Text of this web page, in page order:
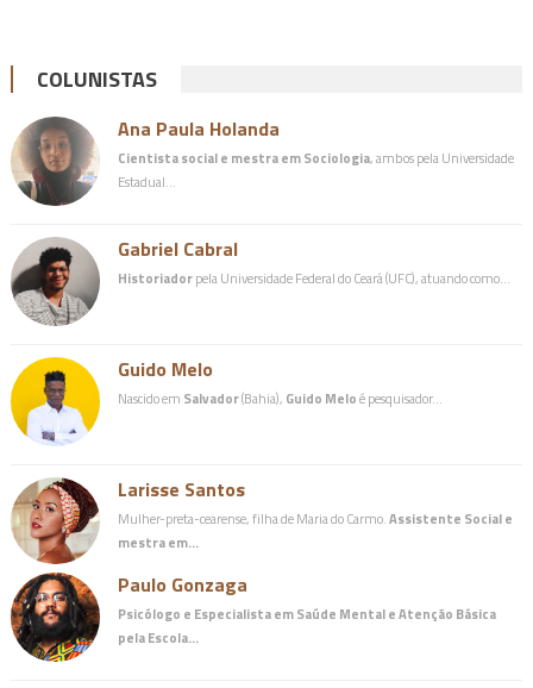
COLUNISTAS
Ana Paula Holanda
Cientista social e mestra em Sociologia, ambos pela Universidade
Estadual…
Gabriel Cabral
Historiadorpela Universidade Federal do Ceará (UFC), atuando como…
Guido Melo
Nascido em Salvador(Bahia), Guido Meloé pesquisador…
Larisse Santos
Mulher-preta-cearense, filha de Maria do Carmo.Assistente Social e
mestra em…
Paulo Gonzaga
Psicólogo e Especialista em Saúde Mental e Atenção Básica
pela Escola…